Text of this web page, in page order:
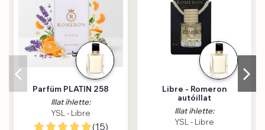
Parfüm PLATIN 258
Illat ihlette:
YSL - Libre
(15)
Libre - Romeron
autóillat
Illat ihlette:
YSL - Libre